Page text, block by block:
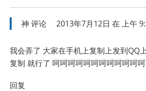
神 评论 2013年7月12日 在 上午
我会弄了 大家在手机上复制上发到QQ
复制 就行了 呵呵呵呵呵呵呵呵呵呵呵呵
回复